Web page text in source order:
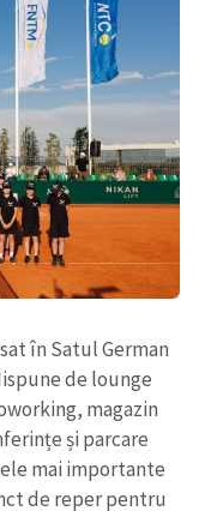
în Satul German
de lounge
magazin
și parcare
mai importante
de reper pentru